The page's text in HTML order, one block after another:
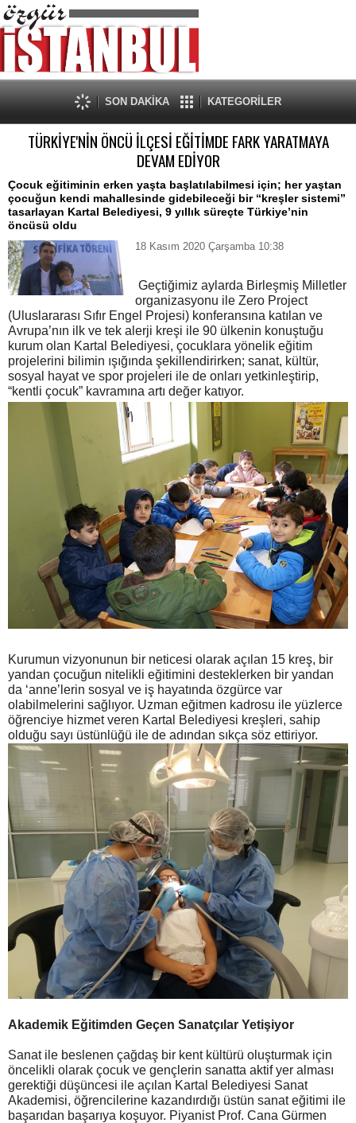
SON DAKİKA KATEGORİLER
TÜRKİYE'NİN ÖNCÜ İLÇESİ EĞİTİMDE FARK YARATMAYA
DEVAM EDİYOR
Çocuk eğitiminin erken yaşta başlatılabilmesi için; her yaştan
çocuğun kendi mahallesinde gidebileceği bir “kreşler sistemi”
tasarlayan Kartal Belediyesi, 9 yıllık süreçte Türkiye’nin
öncüsü oldu
18 Kasım 2020 Çarşamba 10:38
Geçtiğimiz aylarda Birleşmiş Milletler
organizasyonu ile Zero Project
(Uluslararası Sıfır Engel Projesi) konferansına katılan ve
Avrupa’nın ilk ve tek alerji kreşi ile 90 ülkenin konuştuğu
kurum olan Kartal Belediyesi, çocuklara yönelik eğitim
projelerini bilimin ışığında şekillendirirken; sanat, kültür,
sosyal hayat ve spor projeleri ile de onları yetkinleştirip,
“kentli çocuk” kavramına artı değer katıyor.
Kurumun vizyonunun bir neticesi olarak açılan 15 kreş, bir
yandan çocuğun nitelikli eğitimini desteklerken bir yandan
da ‘anne’lerin sosyal ve iş hayatında özgürce var
olabilmelerini sağlıyor. Uzman eğitmen kadrosu ile yüzlerce
öğrenciye hizmet veren Kartal Belediyesi kreşleri, sahip
olduğu sayı üstünlüğü ile de adından sıkça söz ettiriyor.
Akademik Eğitimden Geçen Sanatçılar Yetişiyor
Sanat ile beslenen çağdaş bir kent kültürü oluşturmak için
öncelikli olarak çocuk ve gençlerin sanatta aktif yer alması
gerektiği düşüncesi ile açılan Kartal Belediyesi Sanat
Akademisi, öğrencilerine kazandırdığı üstün sanat eğitimi ile
başarıdan başarıya koşuyor. Piyanist Prof. Cana Gürmen